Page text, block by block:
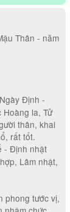
Thân - năm
Ngày Định -
la, Tử
thân, khai
rất tốt.
- Định nhật
Lâm nhật,
phong tước vị,